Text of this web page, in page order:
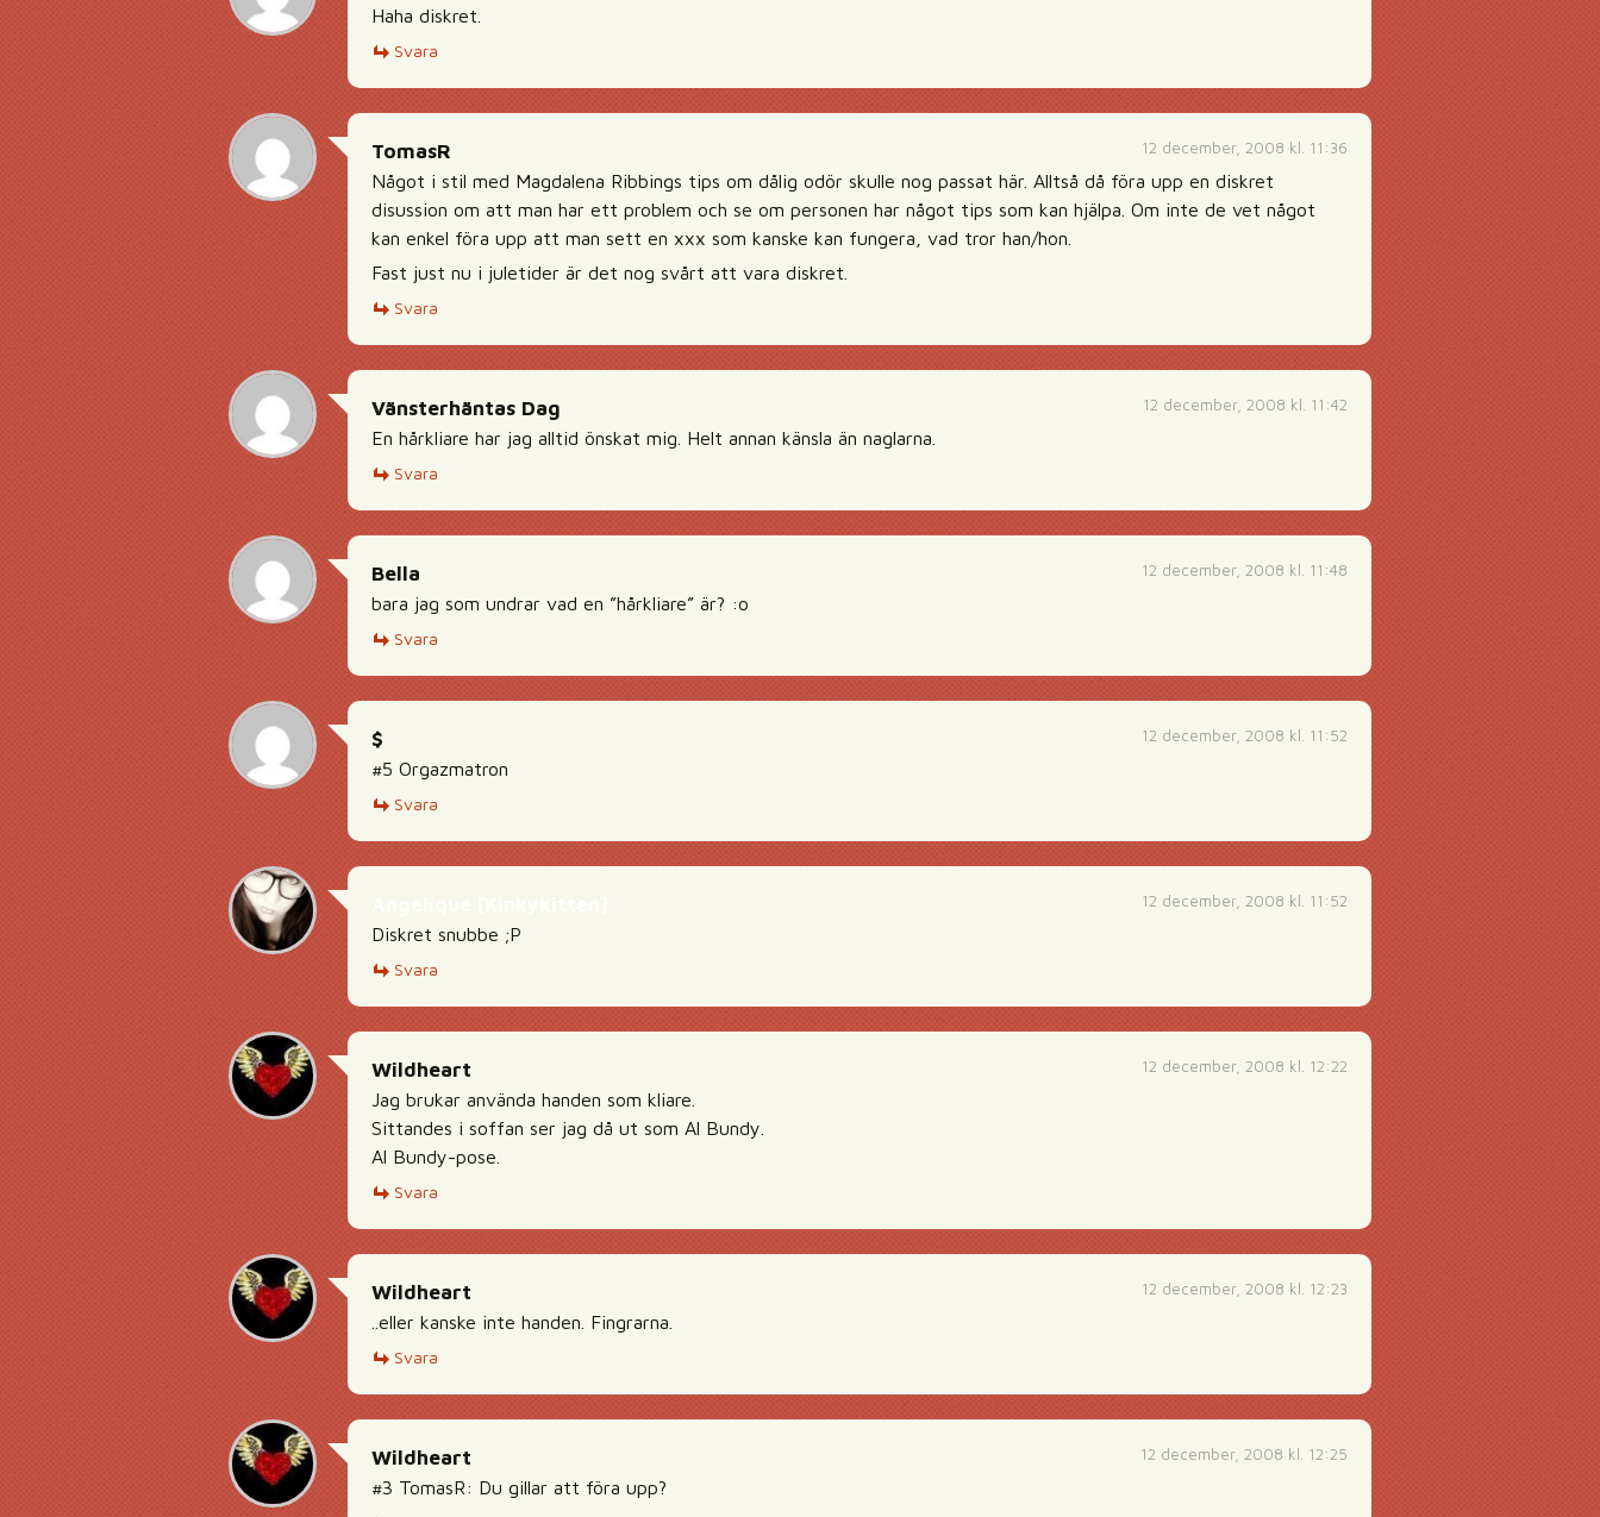
Haha diskret.
Svara
12 december, 2008 kl. 11:36
TomasR
Något i stil med Magdalena Ribbings tips om dålig odör skulle nog passat här. Alltså då föra upp en diskret
disussion om att man har ett problem och se om personen har något tips som kan hjälpa. Om inte de vet något
kan enkel föra upp att man sett en xxx som kanske kan fungera, vad tror han/hon.
Fast just nu i juletider är det nog svårt att vara diskret.
Svara
12 december, 2008 kl. 11:42
Vänsterhäntas Dag
En hårkliare har jag alltid önskat mig. Helt annan känsla än naglarna.
Svara
12 december, 2008 kl. 11:48
Bella
bara jag som undrar vad en ”hårkliare” är? :o
Svara
12 december, 2008 kl. 11:52
$
#5 Orgazmatron
Svara
12 december, 2008 kl. 11:52
Diskret snubbe ;P
Svara
12 december, 2008 kl. 12:22
Wildheart
Jag brukar använda handen som kliare.
Sittandes i soffan ser jag då ut som Al Bundy.
Al Bundy-pose.
Svara
12 december, 2008 kl. 12:23
Wildheart
..eller kanske inte handen. Fingrarna.
Svara
12 december, 2008 kl. 12:25
Wildheart
#3 TomasR: Du gillar att föra upp?